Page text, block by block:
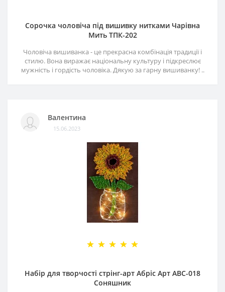
Сорочка чоловіча під вишивку нитками Чарівна
Мить ТПК-202
Чоловіча вишиванка - це прекрасна комбінація традиції і
стилю. Вона виражає національну культуру і підкреслює
мужність і гордість чоловіка. Дякую за гарну вишиванку! ..
Валентина
15.06.2023
Набір для творчості стрінг-арт Абріс Арт АВС-018
Соняшник